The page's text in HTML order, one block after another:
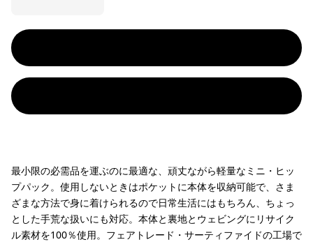
最小限の必需品を運ぶのに最適な、頑丈ながら軽量なミニ・ヒッ
プパック。使用しないときはポケットに本体を収納可能で、さま
ざまな方法で身に着けられるので日常生活にはもちろん、ちょっ
とした手荒な扱いにも対応。本体と裏地とウェビングにリサイク
ル素材を100％使用。フェアトレード・サーティファイドの工場で